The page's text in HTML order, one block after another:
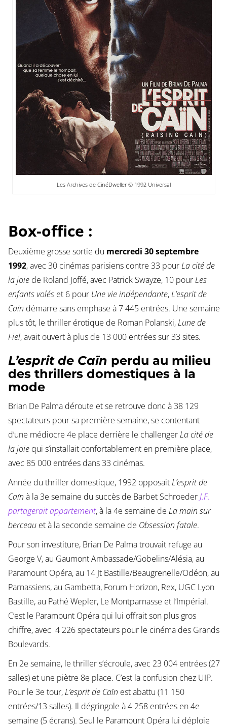
Les Archives de CinéDweller © 1992 Universal
Box-office :
Deuxième grosse sortie du mercredi 30 septembre
1992, avec 30 cinémas parisiens contre 33 pourLa cité de
la joiede Roland Joffé, avec Patrick Swayze, 10 pourLes
enfants voléset 6 pour Une vie indépendante,L’esprit de
Caïn démarre sans emphase à 7 445 entrées. Une semaine
plus tôt, le thriller érotique de Roman Polanski,Lune de
Fiel, avait ouvert à plus de 13 000 entrées sur 33 sites.
L’esprit de Caïn perdu au milieu
des thrillers domestiques à la
mode
Brian De Palma déroute et se retrouve donc à 38 129
spectateurs pour sa première semaine, se contentant
d’une médiocre 4e place derrière le challengerLa cité de
la joiequi s’installait confortablement en première place,
avec 85 000 entrées dans 33 cinémas.
Année du thriller domestique, 1992 opposaitL’esprit de
Caïn à la 3e semaine du succès de Barbet SchroederJ.F.
partagerait appartement, à la 4e semaine de La main sur
berceauet à la seconde semaine de Obsession fatale.
Pour son investiture, Brian De Palma trouvait refuge au
George V, au Gaumont Ambassade/Gobelins/Alésia, au
Paramount Opéra, au 14 Jt Bastille/Beaugrenelle/Odéon, au
Parnassiens, au Gambetta, Forum Horizon, Rex, UGC Lyon
Bastille, au Pathé Wepler, Le Montparnasse et l’Impérial.
C’est le Paramount Opéra qui lui offrait son plus gros
chiffre, avec 4 226 spectateurs pour le cinéma des Grands
Boulevards.
En 2e semaine, le thriller s’écroule, avec 23 004 entrées (27
salles) et une piètre 8e place. C’est la confusion chez UIP.
Pour le 3e tour,L’esprit de Caïn est abattu (11 150
entrées/13 salles). Il dégringole à 4 258 entrées en 4e
semaine (5 écrans). Seul le Paramount Opéra lui déploie